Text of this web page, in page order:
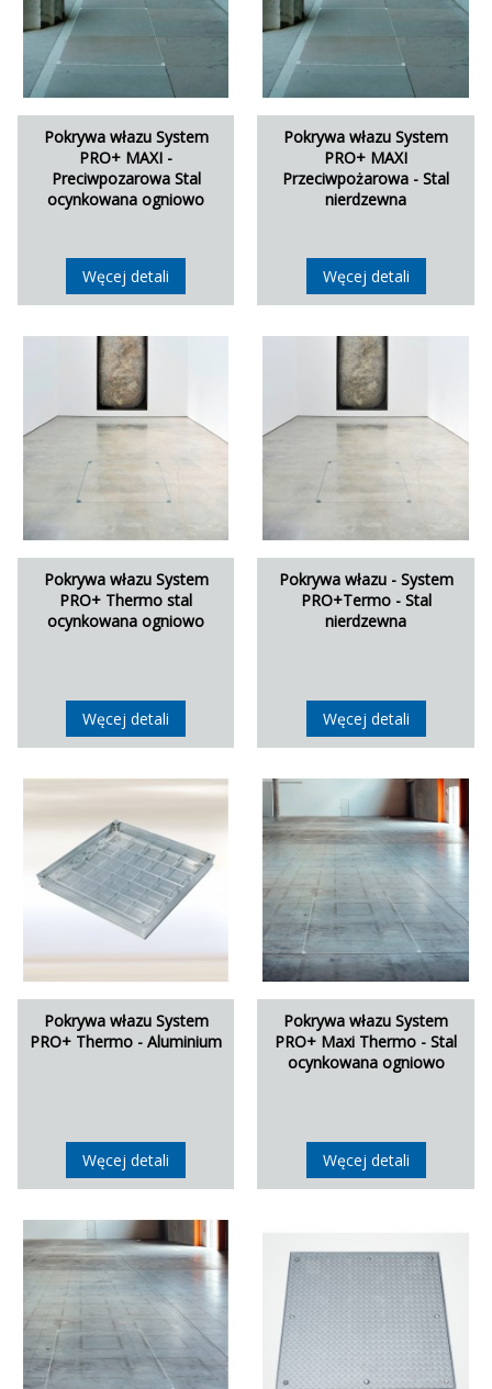
Pokrywa włazu System
PRO+ MAXI -
Preciwpozarowa Stal
ocynkowana ogniowo
Węcej detali
Pokrywa włazu System
PRO+ MAXI
Przeciwpożarowa - Stal
nierdzewna
Węcej detali
Pokrywa włazu System
PRO+ Thermo stal
ocynkowana ogniowo
Węcej detali
Pokrywa włazu - System
PRO+Termo - Stal
nierdzewna
Węcej detali
Pokrywa włazu System
PRO+ Thermo - Aluminium
Węcej detali
Pokrywa włazu System
PRO+ Maxi Thermo - Stal
ocynkowana ogniowo
Węcej detali